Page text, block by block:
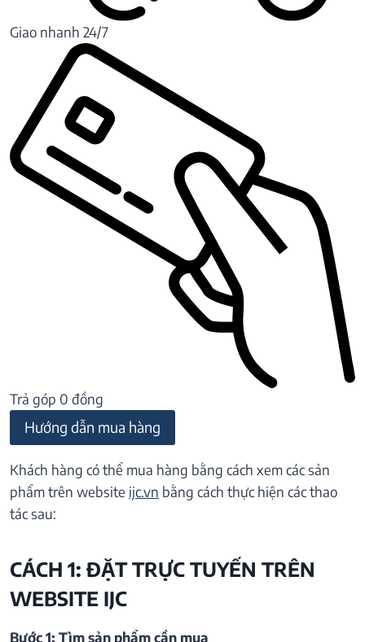
Giao nhanh 24/7
Trả góp 0 đồng
Hướng dẫn mua hàng
Khách hàng có thể mua hàng bằng cách xem các sản
phẩm trên website ijc.vn bằng cách thực hiện các thao
tác sau:
CÁCH 1: ĐẶT TRỰC TUYẾN TRÊN
WEBSITE IJC
Bước 1: Tìm sản phẩm cần mua